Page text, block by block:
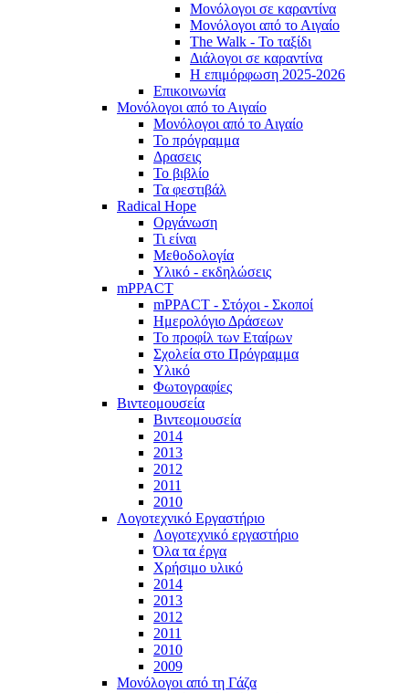
Μονόλογοι σε καραντίνα
Μονόλογοι από το Αιγαίο
The Walk - Το ταξίδι
Διάλογοι σε καραντίνα
Η επιμόρφωση 2025-2026
Επικοινωνία
Μονόλογοι από το Αιγαίο
Μονόλογοι από το Αιγαίο
Το πρόγραμμα
Δρασεις
Το βιβλίο
Τα φεστιβάλ
Radical Hope
Οργάνωση
Τι είναι
Μεθοδολογία
Υλικό - εκδηλώσεις
mPPACT
mPPACT - Στόχοι - Σκοποί
Ημερολόγιο Δράσεων
Το προφίλ των Εταίρων
Σχολεία στο Πρόγραμμα
Υλικό
Φωτογραφίες
Βιντεομουσεία
Βιντεομουσεία
2014
2013
2012
2011
2010
Λογοτεχνικό Εργαστήριο
Λογοτεχνικό εργαστήριο
Όλα τα έργα
Χρήσιμο υλικό
2014
2013
2012
2011
2010
2009
Μονόλογοι από τη Γάζα